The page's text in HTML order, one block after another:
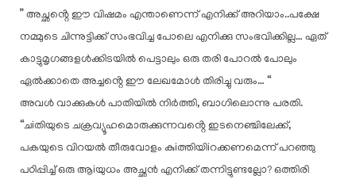
” അച്ഛൻ്റെ ഈ വിഷമം എന്താണെന്ന് എനിക്ക് അറിയാം..പക്ഷേ
നമ്മുടെ ചിന്നുട്ടിക്ക് സംഭവിച്ച പോലെ എനിക്കു സംഭവിക്കില്ല… ഏത്
കാട്ടുമൃഗങ്ങളൾക്കിടയിൽ പെട്ടാലും ഒരു തരി പോറൽ പോലും
ഏൽക്കാതെ അച്ചൻ്റെ ഈ ലേഖമോൾ തിരിച്ചു വരും… “
അവൾ വാക്കുകൾ പാതിയിൽ നിർത്തി, ബാഗിലൊന്നു പരതി.
“ചiതിയുടെ ചക്രവ്യൂഹമൊരുക്കുന്നവൻ്റെ ഇടനെഞ്ചിലേക്ക്,
പകയുടെ വിറയൽ തീരുവോളം കുiത്തിയിiറക്കണമെന്ന് പറഞ്ഞു
പഠിപ്പിച്ച് ഒരു ആiയുധം അച്ഛൻ എനിക്ക് തന്നിട്ടുണ്ടല്ലോ? ഒത്തിരി